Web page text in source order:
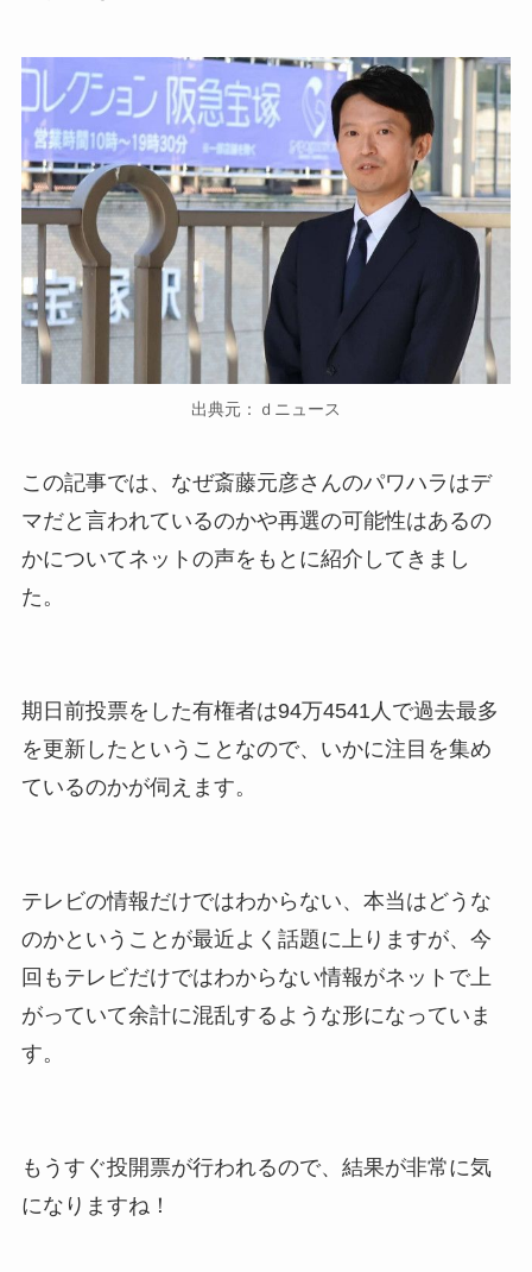
出典元：ｄニュース
この記事では、なぜ斎藤元彦さんのパワハラはデ
マだと言われているのかや再選の可能性はあるの
かについてネットの声をもとに紹介してきまし
た。
期日前投票をした有権者は94万4541人で過去最多
を更新したということなので、いかに注目を集め
ているのかが伺えます。
テレビの情報だけではわからない、本当はどうな
のかということが最近よく話題に上りますが、今
回もテレビだけではわからない情報がネットで上
がっていて余計に混乱するような形になっていま
す。
もうすぐ投開票が行われるので、結果が非常に気
になりますね！